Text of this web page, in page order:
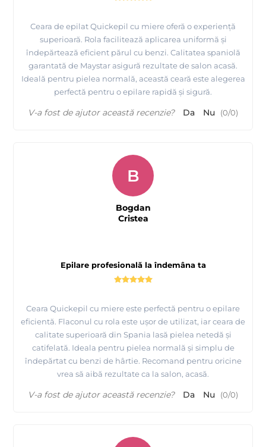
Ceara de epilat Quickepil cu miere oferă o experiență
superioară. Rola facilitează aplicarea uniformă și
îndepărtează eficient părul cu benzi. Calitatea spaniolă
garantată de Maystar asigură rezultate de salon acasă.
Ideală pentru pielea normală, această ceară este alegerea
perfectă pentru o epilare rapidă și sigură.
V-a fost de ajutor această recenzie? Da Nu (0/0)
Epilare profesională la îndemâna ta
Ceara Quickepil cu miere este perfectă pentru o epilare
eficientă. Flaconul cu rola este ușor de utilizat, iar ceara de
calitate superioară din Spania lasă pielea netedă și
catifelată. Ideala pentru pielea normală și simplu de
îndepărtat cu benzi de hârtie. Recomand pentru oricine
vrea să aibă rezultate ca la salon, acasă.
B
Bogdan
Cristea
V-a fost de ajutor această recenzie? Da Nu (0/0)